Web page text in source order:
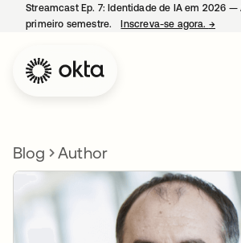
Streamcast Ep. 7: Identidade de IA em 2026
primeiro semestre.
Inscreva-se agora. →
Blog Author